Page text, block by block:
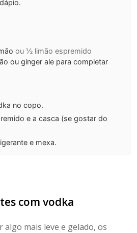
ou ½ limão espremido
ou ginger ale para completar
no copo.
e a casca (se gostar do
e mexa.
com vodka
algo mais leve e gelado, os